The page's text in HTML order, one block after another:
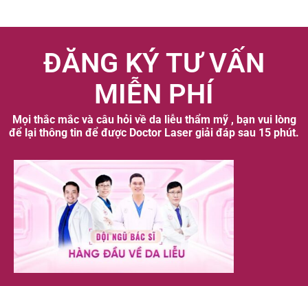
ĐĂNG KÝ TƯ VẤN
MIỄN PHÍ
Mọi thắc mắc và câu hỏi về da liễu thẩm mỹ , bạn vui lòng
để lại thông tin để được Doctor Laser giải đáp sau 15 phút.